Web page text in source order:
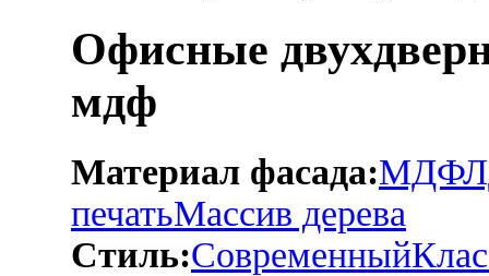
Офисные
мдф
Материал фасада:МДФ
печатьМассив дерева
Стиль:Современный